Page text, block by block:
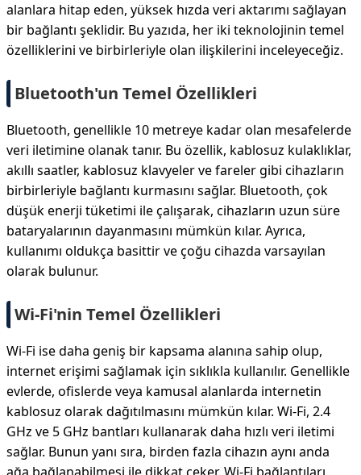
alanlara hitap eden, yüksek hızda veri aktarımı sağlayan
bir bağlantı şeklidir. Bu yazıda, her iki teknolojinin temel
özelliklerini ve birbirleriyle olan ilişkilerini inceleyeceğiz.
Bluetooth'un Temel Özellikleri
Bluetooth, genellikle 10 metreye kadar olan mesafelerde
veri iletimine olanak tanır. Bu özellik, kablosuz kulaklıklar,
akıllı saatler, kablosuz klavyeler ve fareler gibi cihazların
birbirleriyle bağlantı kurmasını sağlar. Bluetooth, çok
düşük enerji tüketimi ile çalışarak, cihazların uzun süre
bataryalarının dayanmasını mümkün kılar. Ayrıca,
kullanımı oldukça basittir ve çoğu cihazda varsayılan
olarak bulunur.
Wi-Fi'nin Temel Özellikleri
Wi-Fi ise daha geniş bir kapsama alanına sahip olup,
internet erişimi sağlamak için sıklıkla kullanılır. Genellikle
evlerde, ofislerde veya kamusal alanlarda internetin
kablosuz olarak dağıtılmasını mümkün kılar. Wi-Fi, 2.4
GHz ve 5 GHz bantları kullanarak daha hızlı veri iletimi
sağlar. Bunun yanı sıra, birden fazla cihazın aynı anda